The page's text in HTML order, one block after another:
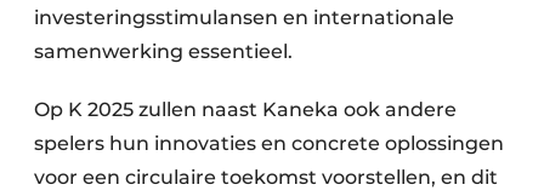
investeringsstimulansen en internationale
samenwerking essentieel.
Op K 2025 zullen naast Kaneka ook andere
spelers hun innovaties en concrete oplossingen
voor een circulaire toekomst voorstellen, en dit